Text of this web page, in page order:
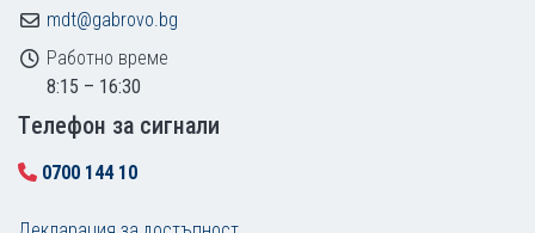
mdt@gabrovo.bg
Работно време
8:15 – 16:30
Tелефон за сигнали
0700 144 10